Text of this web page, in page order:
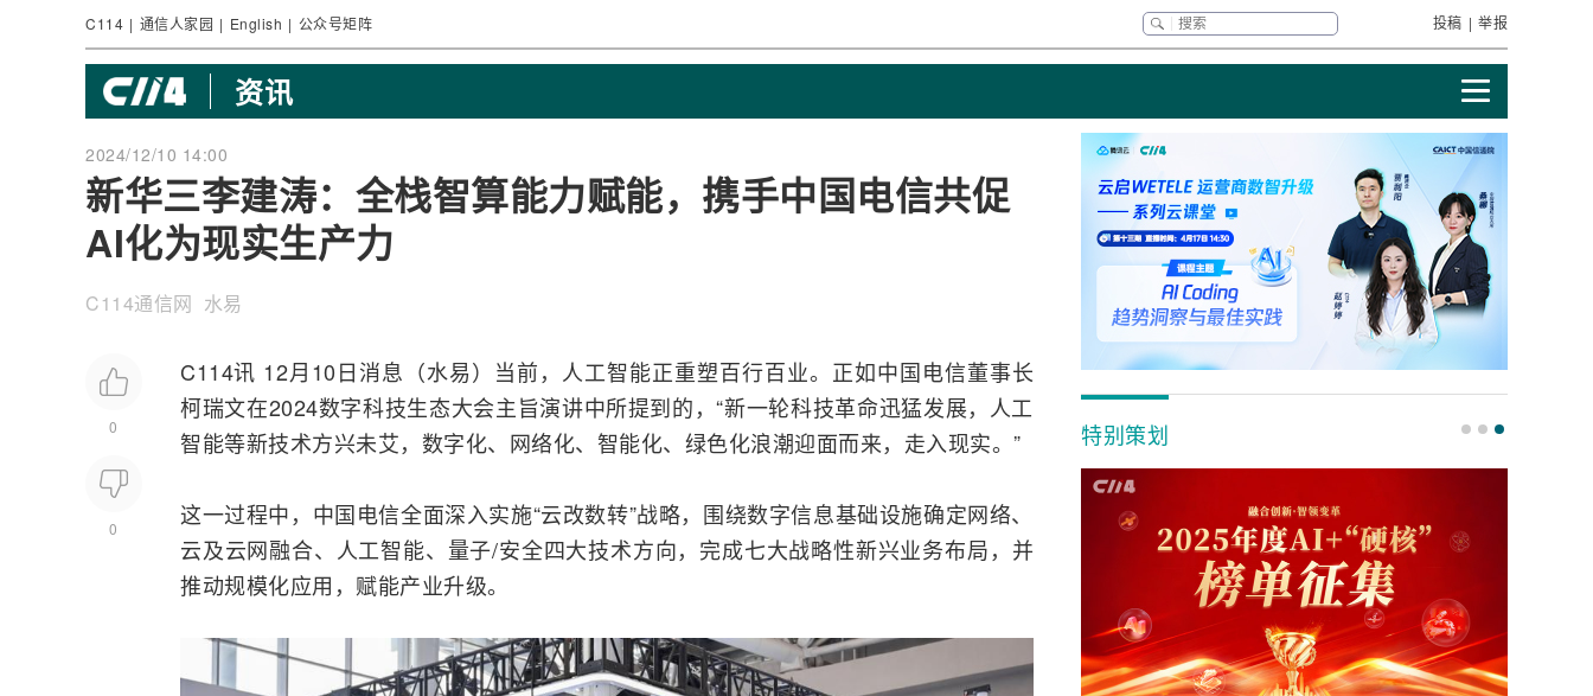
C114 | 通信人家园 | English | 公众号矩阵 投稿 | 举报
资讯
2024/12/10 14:00
新华三李建涛：全栈智算能力赋能，携手中国电信共促
AI化为现实生产力
C114通信网 水易
0
0
C114讯 12月10日消息（水易）当前， 人工智能正重塑百行百业。正如中国电信董事长
柯瑞文在2024数字科技生态大会主旨演讲中所提到的，“新一轮科技革命迅猛发展，人工
智能等新技术方兴未艾，数字化、 网络化、智能化、绿色化浪潮迎面而来，走入现实。”
这一过程中，中国电信全面深入实施“云改数转”战略，围绕数字信息基础设施确定网络、
云及云网融合、人工智能、量子/安全四大技术方向，完成七大战略性新兴业务布局，并
推动规模化应用，赋能产业升级。
特别策划